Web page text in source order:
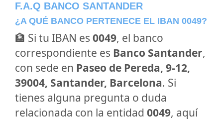
F.A.Q BANCO SANTANDER
¿A QUÉ BANCO PERTENECE EL IBAN 0049?
🏦 Si tu IBAN es 0049, el banco
correspondiente es Banco Santander,
con sede en Paseo de Pereda, 9-12,
39004, Santander, Barcelona. Si
tienes alguna pregunta o duda
relacionada con la entidad 0049, aquí